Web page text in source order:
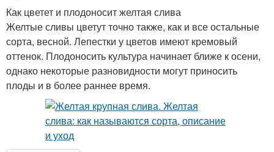
Как цветет и плодоносит желтая слива
Желтые сливы цветут точно также, как и все остальные
сорта, весной. Лепестки у цветов имеют кремовый
оттенок. Плодоносить культура начинает ближе к осени,
однако некоторые разновидности могут приносить
плоды и в более раннее время.